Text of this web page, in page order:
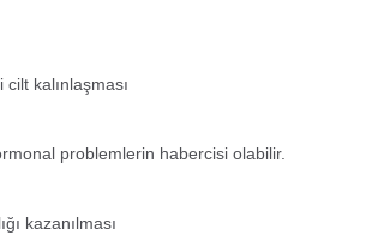
kalınlaşması
problemlerin habercisi olabilir.
kazanılması